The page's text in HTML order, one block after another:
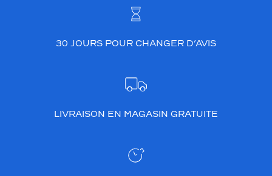
30 JOURS POUR CHANGER D’AVIS
LIVRAISON EN MAGASIN GRATUITE